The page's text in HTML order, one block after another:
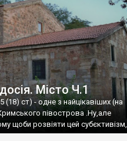
Місто Ч.1
ст) - одне з найцікавіших (на
півострова .Ну,але
щоби розвіяти цей субєктивізм,